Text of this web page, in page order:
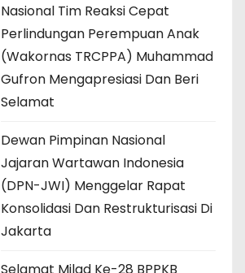
Nasional Tim Reaksi Cepat
Perlindungan Perempuan Anak
(Wakornas TRCPPA) Muhammad
Gufron Mengapresiasi Dan Beri
Selamat
Dewan Pimpinan Nasional
Jajaran Wartawan Indonesia
(DPN-JWI) Menggelar Rapat
Konsolidasi Dan Restrukturisasi Di
Jakarta
Selamat Milad Ke-28 BPPKB